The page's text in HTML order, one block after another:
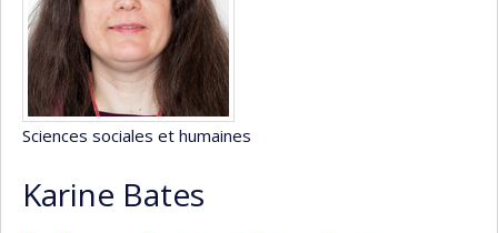
Sciences sociales et humaines
Karine Bates